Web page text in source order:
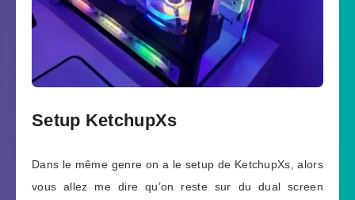
Setup KetchupXs
Dans le même genre on a le setup de KetchupXs, alors
vous allez me dire qu’on reste sur du dual screen